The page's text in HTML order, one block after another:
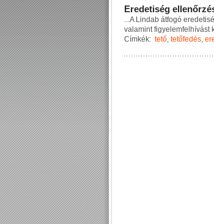
Eredetiség ellenőrzé
...A Lindab átfogó eredetisé
va amint figye emfe hívást
Címkék: tető, tetőfedés,